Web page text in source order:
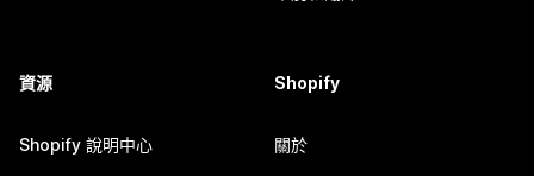
資源
Shopify 說明中心
Shopify
關於